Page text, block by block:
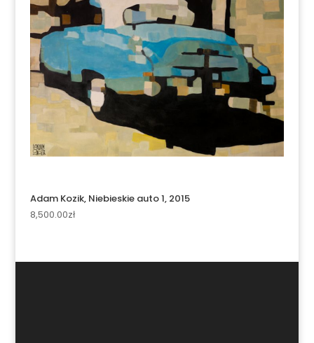
Adam Kozik, Niebieskie auto 1, 2015
8,500.00zł